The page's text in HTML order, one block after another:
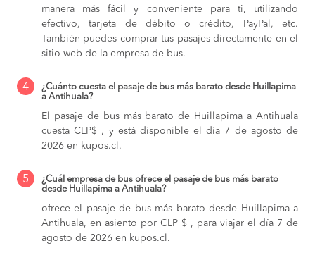
manera más fácil y conveniente para ti, utilizando
efectivo, tarjeta de débito o crédito, PayPal, etc.
También puedes comprar tus pasajes directamente en el
sitio web de la empresa de bus.
4
¿Cuánto cuesta el pasaje de bus más barato desde Huillapima
a Antihuala?
El pasaje de bus más barato de Huillapima a Antihuala
cuesta CLP$ , y está disponible el día 7 de agosto de
2026 en kupos.cl.
5
¿Cuál empresa de bus ofrece el pasaje de bus más barato
desde Huillapima a Antihuala?
ofrece el pasaje de bus más barato desde Huillapima a
Antihuala, en asiento por CLP $ , para viajar el día 7 de
agosto de 2026 en kupos.cl.